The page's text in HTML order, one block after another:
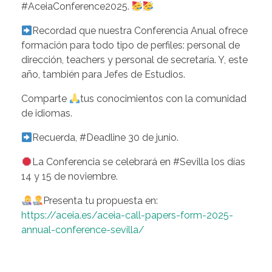
#AceiaConference2025.
Recordad que nuestra Conferencia Anual ofrece
formación para todo tipo de perfiles: personal de
dirección, teachers y personal de secretaría. Y, este
año, también para Jefes de Estudios.
Comparte
tus conocimientos con la comunidad
de idiomas.
Recuerda, #Deadline 30 de junio.
La Conferencia se celebrará en #Sevilla los días
14 y 15 de noviembre.
Presenta tu propuesta en:
https://aceia.es/aceia-call-papers-form-2025-
annual-conference-sevilla/